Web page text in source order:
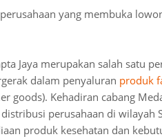
yang membuka
Jaya merupakan salah satu
dalam penyaluran produk
goods). Kehadiran cabang
perusahaan di wilayah
produk kesehatan dan